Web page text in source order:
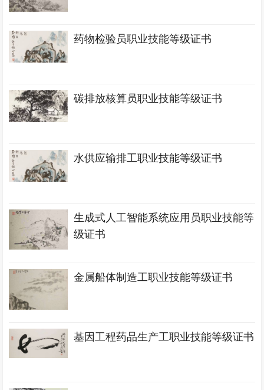
药物检验员职业技能等级证书
碳排放核算员职业技能等级证书
水供应输排工职业技能等级证书
生成式人工智能系统应用员职业技能等
级证书
金属船体制造工职业技能等级证书
基因工程药品生产工职业技能等级证书